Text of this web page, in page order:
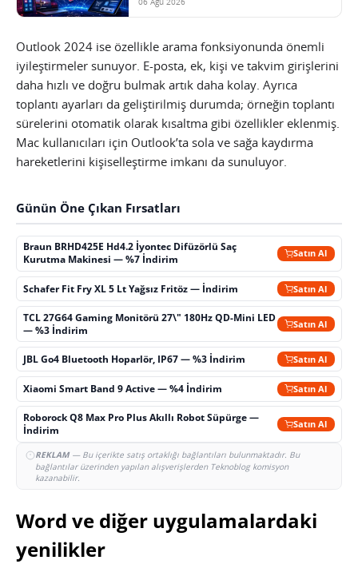
Outlook 2024 ise özellikle arama fonksiyonunda önemli
iyileştirmeler sunuyor. E-posta, ek, kişi ve takvim girişlerini
daha hızlı ve doğru bulmak artık daha kolay. Ayrıca
toplantı ayarları da geliştirilmiş durumda; örneğin toplantı
sürelerini otomatik olarak kısaltma gibi özellikler eklenmiş.
Mac kullanıcıları için Outlook’ta sola ve sağa kaydırma
hareketlerini kişiselleştirme imkanı da sunuluyor.
Günün Öne Çıkan Fırsatları
Braun BRHD425E Hd4.2 İyontec Difüzörlü Saç
Kurutma Makinesi — %7 İndirim
Satın Al
Schafer Fit Fry XL 5 Lt Yağsız Fritöz — İndirim Satın Al
TCL 27G64 Gaming Monitörü 27\" 180Hz QD-Mini LED
— %3 İndirim
Satın Al
JBL Go4 Bluetooth Hoparlör, IP67 — %3 İndirim Satın Al
Xiaomi Smart Band 9 Active — %4 İndirim Satın Al
Roborock Q8 Max Pro Plus Akıllı Robot Süpürge —
İndirim
Satın Al
REKLAM— Bu içerikte satış ortaklığı bağlantıları bulunmaktadır. Bu
bağlantılar üzerinden yapılan alışverişlerden Teknoblog komisyon
kazanabilir.
Word ve diğer uygulamalardaki
yenilikler